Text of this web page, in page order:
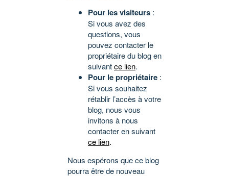
Pour les visiteurs :
Si vous avez des
questions, vous
pouvez contacter le
propriétaire du blog en
suivantce lien.
Pour le propriétaire :
Si vous souhaitez
rétablir l’accès à votre
blog, nous vous
invitons à nous
contacter en suivant
ce lien.
Nous espérons que ce blog
pourra être de nouveau